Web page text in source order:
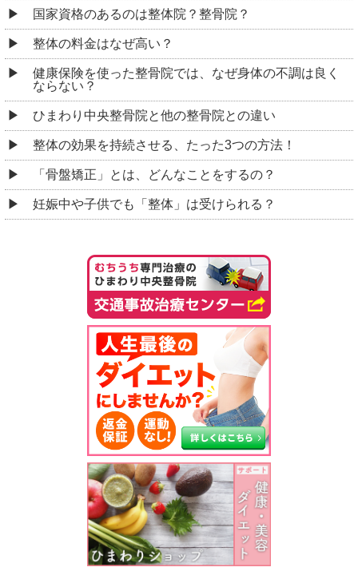
国家資格のあるのは整体院？整骨院？
整体の料金はなぜ高い？
健康保険を使った整骨院では、なぜ身体の不調は良く
ならない？
ひまわり中央整骨院と他の整骨院との違い
整体の効果を持続させる、たった3つの方法！
「骨盤矯正」とは、どんなことをするの？
妊娠中や子供でも「整体」は受けられる？